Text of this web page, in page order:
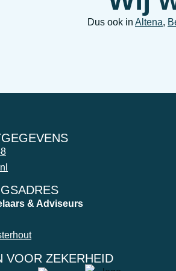
Dus ook in Altena,
& Adviseurs
VOOR ZEKERHEID